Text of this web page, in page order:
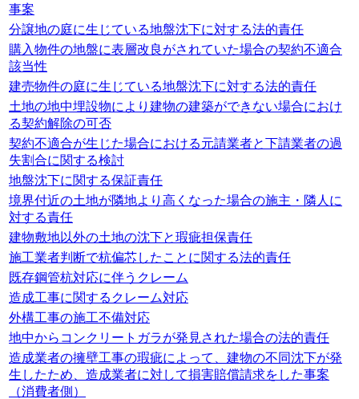
事案
分譲地の庭に生じている地盤沈下に対する法的責任
購入物件の地盤に表層改良がされていた場合の契約不適合
該当性
建売物件の庭に生じている地盤沈下に対する法的責任
土地の地中埋設物により建物の建築ができない場合におけ
る契約解除の可否
契約不適合が生じた場合における元請業者と下請業者の過
失割合に関する検討
地盤沈下に関する保証責任
境界付近の土地が隣地より高くなった場合の施主・隣人に
対する責任
建物敷地以外の土地の沈下と瑕疵担保責任
施工業者判断で杭偏芯したことに関する法的責任
既存鋼管杭対応に伴うクレーム
造成工事に関するクレーム対応
外構工事の施工不備対応
地中からコンクリートガラが発見された場合の法的責任
造成業者の擁壁工事の瑕疵によって、建物の不同沈下が発
生したため、造成業者に対して損害賠償請求をした事案
（消費者側）